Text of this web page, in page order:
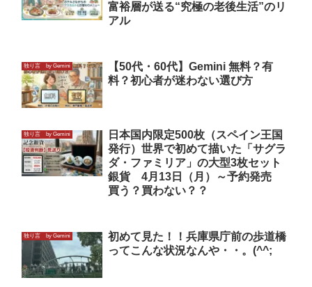
富裕層が送る“究極の老後生活”のリ
アル
独り言 by Gemini
【50代・60代】Gemini 無料？有
料？初心者が迷わない選び方
独り言 by Gemini
日本国内限定500枚（スペイン王国
発行）世界で初めて描いた「サグラ
ダ・ファミリア」の大型3枚セット
銀貨 4月13日（月）～予約発売
買う？買わない？？
独り言 by Gemini
初めて見た！！兵庫県庁前の歩道橋
ってこんな状況なんや・・。(^^;